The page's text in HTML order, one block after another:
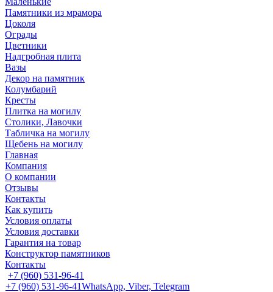
Памятники из мрамора
Цоколя
Ограды
Цветники
Надгробная плита
Вазы
Декор на памятник
Колумбарий
Кресты
Плитка на могилу
Столики, Лавочки
Табличка на могилу
Щебень на могилу
Главная
Компания
О компании
Отзывы
Контакты
Как купить
Условия оплаты
Условия доставки
Гарантия на товар
Конструктор памятников
Контакты
+7 (960) 531-96-41
+7 (960) 531-96-41WhatsApp, Viber, Telegram